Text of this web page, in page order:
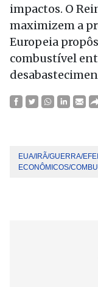
impactos. O
maximizem a
Europeia
combustível
EUA/IRÃ/GUERRA/
ECONÔMICOS/